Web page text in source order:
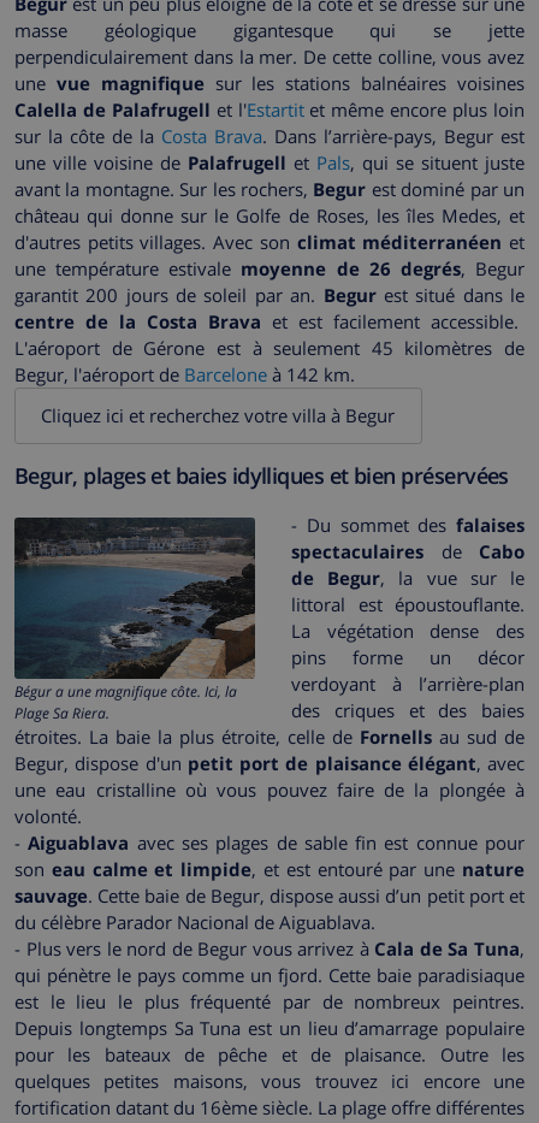
masse géologique gigantesque qui se jette
perpendiculairement dans la mer. De cette colline, vous avez
une vue magnifiquesur les stations balnéaires voisines
Calella de Palafrugell et l'Estartitet même encore plus loin
sur la côte de la Costa Brava. Dans l’arrière-pays, Begur est
une ville voisine de Palafrugell et Pals, qui se situent juste
avant la montagne. Sur les rochers, Begur est dominé par un
château qui donne sur le Golfe de Roses, les îles Medes, et
d'autres petits villages. Avec son climat méditerranéen et
une température estivale moyenne de 26 degrés, Begur
garantit 200 jours de soleil par an. Begurest situé dans le
centre de la Costa Brava et est facilement accessible.
L'aéroport de Gérone est à seulement 45 kilomètres de
Begur, l'aéroport de Barcelone à 142 km.
Cliquez ici et recherchez votre villa à Begur
Begur, plages et baies idylliques et bien préservées
Bégur a une magnifique côte. Ici, la
Plage Sa Riera.
- Du sommet des falaises
spectaculaires de Cabo
de Begur, la vue sur le
littoral est époustouflante.
La végétation dense des
pins forme un décor
verdoyant à l’arrière-plan
des criques et des baies
étroites. La baie la plus étroite, celle de Fornells au sud de
Begur, dispose d'un petit port de plaisance élégant, avec
une eau cristalline où vous pouvez faire de la plongée à
volonté.
-Aiguablava avec ses plages de sable fin est connue pour
son eau calme et limpide, et est entouré par une nature
sauvage. Cette baie de Begur, dispose aussi d’un petit port et
du célèbre Parador Nacional de Aiguablava.
- Plus vers le nord de Begur vous arrivez à Cala de Sa Tuna,
qui pénètre le pays comme un fjord. Cette baie paradisiaque
est le lieu le plus fréquenté par de nombreux peintres.
Depuis longtemps Sa Tuna est un lieu d’amarrage populaire
pour les bateaux de pêche et de plaisance. Outre les
quelques petites maisons, vous trouvez ici encore une
fortification datant du 16ème siècle. La plage offre différentes